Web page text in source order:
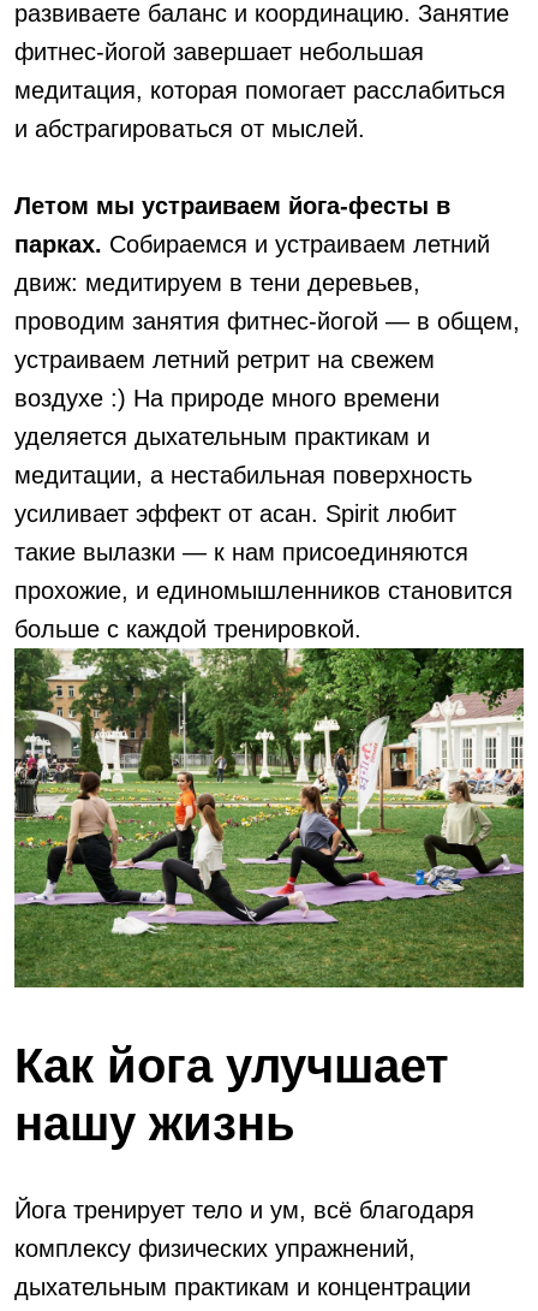
развиваете баланс и координацию. Занятие
фитнес-йогой завершает небольшая
медитация, которая помогает расслабиться
и абстрагироваться от мыслей.
Летом мы устраиваем йога-фесты в
парках. Собираемся и устраиваем летний
движ: медитируем в тени деревьев,
проводим занятия фитнес-йогой — в общем,
устраиваем летний ретрит на свежем
воздухе :) На природе много времени
уделяется дыхательным практикам и
медитации, а нестабильная поверхность
усиливает эффект от асан. Spirit любит
такие вылазки — к нам присоединяются
прохожие, и единомышленников становится
больше с каждой тренировкой.
Как йога улучшает
нашу жизнь
Йога тренирует тело и ум, всё благодаря
комплексу физических упражнений,
дыхательным практикам и концентрации